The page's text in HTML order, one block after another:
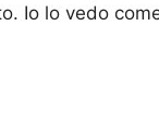
Io lo vedo